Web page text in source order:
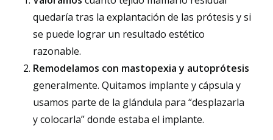
quedaría tras la explantación de las prótesis y si
se puede lograr un resultado estético
razonable.
Remodelamos con mastopexia y autoprótesis
generalmente. Quitamos implante y cápsula y
usamos parte de la glándula para “desplazarla
y colocarla” donde estaba el implante.